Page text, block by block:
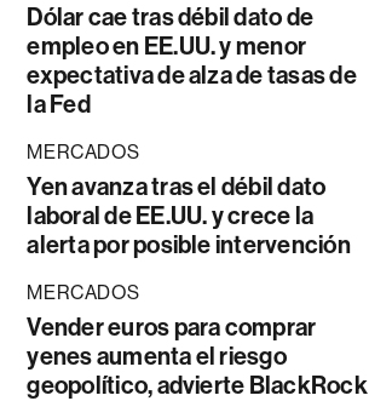
Dólar cae tras débil dato de
empleo en EE.UU. y menor
expectativa de alza de tasas de
la Fed
MERCADOS
Yen avanza tras el débil dato
laboral de EE.UU. y crece la
alerta por posible intervención
MERCADOS
Vender euros para comprar
yenes aumenta el riesgo
geopolítico, advierte BlackRock